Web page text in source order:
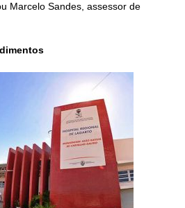
Marcelo Sandes, assessor de